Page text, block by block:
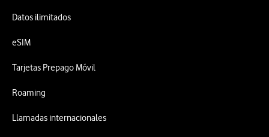
Datos ilimitados
eSIM
Tarjetas Prepago Móvil
Roaming
Llamadas internacionales